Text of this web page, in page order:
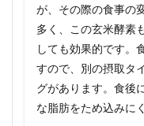
が、その際の食事の
多く、この玄米酵素
しても効果的です。
すので、別の摂取タ
グがあります。食後
な脂肪をため込みに